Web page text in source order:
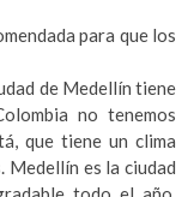
para que los
de Medellín tiene
no tenemos
que tiene un clima
Medellín es la ciudad